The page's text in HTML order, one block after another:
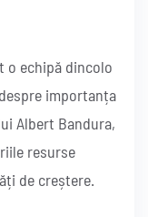
o echipă dincolo
importanța
Albert Bandura,
resurse
de creștere.